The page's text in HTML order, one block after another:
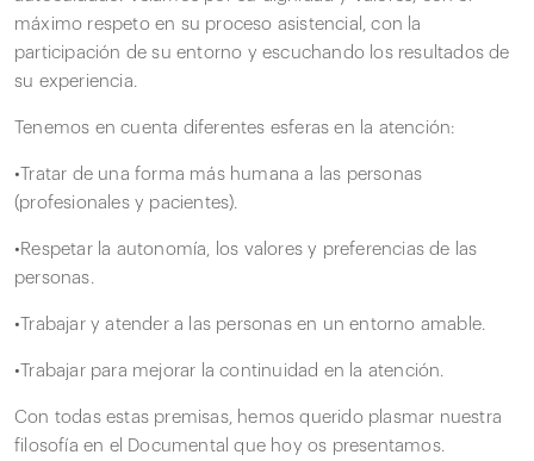
máximo respeto en su proceso asistencial, con la
participación de su entorno y escuchando los resultados de
su experiencia.
Tenemos en cuenta diferentes esferas en la atención:
•Tratar de una forma más humana a las personas
(profesionales y pacientes).
•Respetar la autonomía, los valores y preferencias de las
personas.
•Trabajar y atender a las personas en un entorno amable.
•Trabajar para mejorar la continuidad en la atención.
Con todas estas premisas, hemos querido plasmar nuestra
filosofía en el Documental que hoy os presentamos.